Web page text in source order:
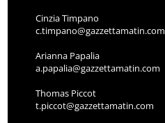
Cinzia Timpano
c.timpano@gazzettamatin.com
Arianna Papalia
a.papalia@gazzettamatin.com
Thomas Piccot
t.piccot@gazzettamatin.com